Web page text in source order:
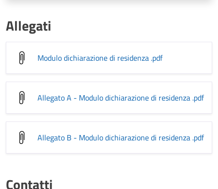
Allegati
Modulo dichiarazione di residenza .pdf
Allegato A - Modulo dichiarazione di residenza .pdf
Allegato B - Modulo dichiarazione di residenza .pdf
Contatti